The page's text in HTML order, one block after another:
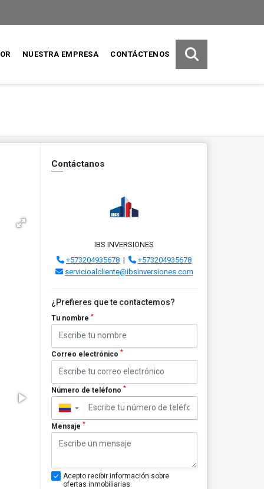
NUESTRA EMPRESA CONTÁCTENOS
Contáctanos
IBS INVERSIONES
+573204935678 |
+573204935678
servicioalcliente@ibsinversiones.com
¿Prefieres que te contactemos?
Tu nombre *
Correo electrónico *
Número de teléfono *
▼
Mensaje *
Acepto recibir información sobre
ofertas inmobiliarias